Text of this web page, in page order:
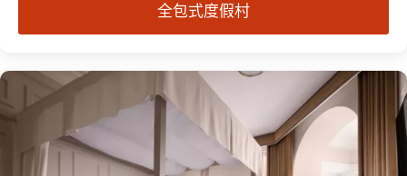
全包式度假村